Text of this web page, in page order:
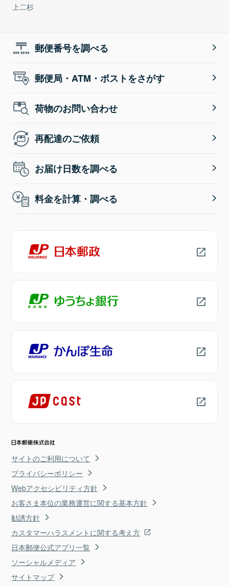
上二杉
郵便番号を調べる
郵便局・ATM・ポストをさがす
荷物のお問い合わせ
再配達のご依頼
お届け日数を調べる
料金を計算・調べる
サイトのご利用について
プライバシーポリシー
Webアクセシビリティ方針
お客さま本位の業務運営に関する基本方針
勧誘方針
カスタマーハラスメントに関する考え方
日本郵便公式アプリ一覧
ソーシャルメディア
サイトマップ